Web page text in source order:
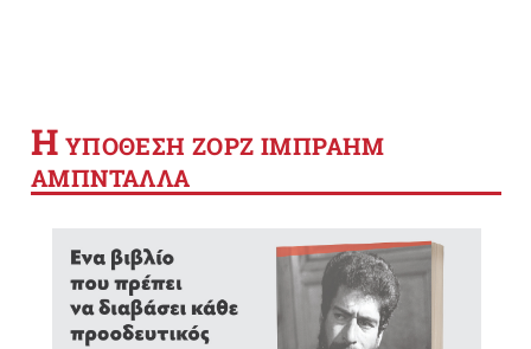
Η YΠΟΘΕΣΗ ΖΟΡΖ ΙΜΠΡΑΗΜ
ΑΜΠΝΤΑΛΛΑ